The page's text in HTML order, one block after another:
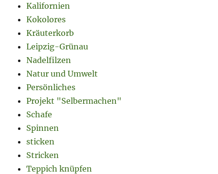
Kalifornien
Kokolores
Kräuterkorb
Leipzig-Grünau
Nadelfilzen
Natur und Umwelt
Persönliches
Projekt "Selbermachen"
Schafe
Spinnen
sticken
Stricken
Teppich knüpfen